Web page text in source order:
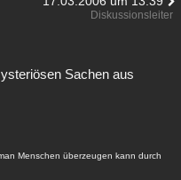
Diskussionsleiter
Sachen aus
Menschen überzeugen kann durch